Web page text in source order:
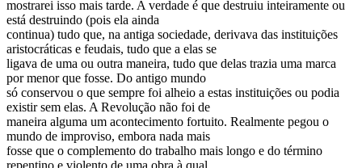
mostrarei isso mais tarde. A verdade é que destruiu inteiramente ou
está destruindo (pois ela ainda
continua) tudo que, na antiga sociedade, derivava das instituições
aristocráticas e feudais, tudo que a elas se
ligava de uma ou outra maneira, tudo que delas trazia uma marca
por menor que fosse. Do antigo mundo
só conservou o que sempre foi alheio a estas instituições ou podia
existir sem elas. A Revolução não foi de
maneira alguma um acontecimento fortuito. Realmente pegou o
mundo de improviso, embora nada mais
fosse que o complemento do trabalho mais longo e do término
repentino e violento de uma obra à qual